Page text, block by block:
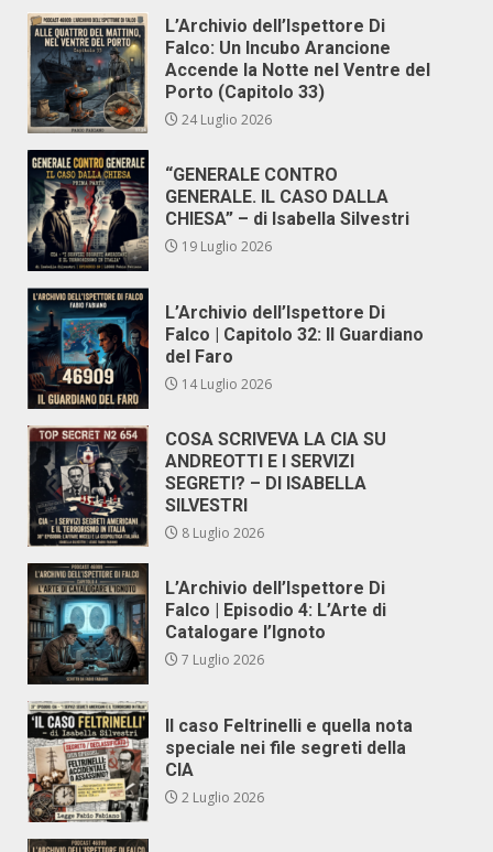
L’Archivio dell’Ispettore Di
Falco: Un Incubo Arancione
Accende la Notte nel Ventre del
Porto (Capitolo 33)
24 Luglio 2026
“GENERALE CONTRO
GENERALE. IL CASO DALLA
CHIESA” – di Isabella Silvestri
19 Luglio 2026
L’Archivio dell’Ispettore Di
Falco | Capitolo 32: Il Guardiano
del Faro
14 Luglio 2026
COSA SCRIVEVA LA CIA SU
ANDREOTTI E I SERVIZI
SEGRETI? – DI ISABELLA
SILVESTRI
8 Luglio 2026
L’Archivio dell’Ispettore Di
Falco | Episodio 4: L’Arte di
Catalogare l’Ignoto
7 Luglio 2026
Il caso Feltrinelli e quella nota
speciale nei file segreti della
CIA
2 Luglio 2026